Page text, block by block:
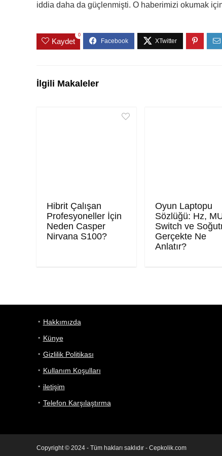
iddia daha da güçlenmişti. O haberimizi okumak
Kaydet
0
İlgili Makaleler
Hibrit Çalışan
Profesyoneller İçin
Neden Casper
Nirvana S100?
Oyun Laptopu
Sözlüğü: Hz,
Switch ve
Gerçekte Ne
Anlatır?
Hakkımızda
Künye
Gizlilik Politikası
Kullanım Koşulları
iletişim
Telefon Karşılaştırma
Copyright © 2024 - Tüm hakları saklıdır - Cepkolik.com